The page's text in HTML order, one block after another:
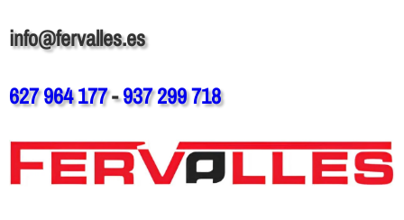
info@fervalles.es
627 964 177-937 299 718